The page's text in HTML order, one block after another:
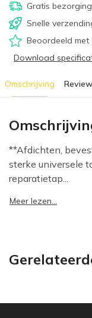
Gratis
Snelle
Beoordeeld met
Download
Omschrijving
**Afdichten,
sterke universele
reparatietap...
Meer lezen...